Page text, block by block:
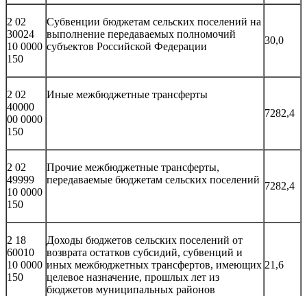
2 02
30024
10 0000
150
Субвенции бюджетам сельских поселений на
выполнение передаваемых полномочий
субъектов Российской Федерации
30,0
2 02
40000
00 0000
150
Иные межбюджетные трансферты
7282,4
2 02
49999
10 0000
150
Прочие межбюджетные трансферты,
передаваемые бюджетам сельских поселений
7282,4
2 18
60010
10 0000
150
Доходы бюджетов сельских поселений от
возврата остатков субсидий, субвенций и
иных межбюджетных трансфертов, имеющих
целевое назначение, прошлых лет из
бюджетов муниципальных районов
21,6